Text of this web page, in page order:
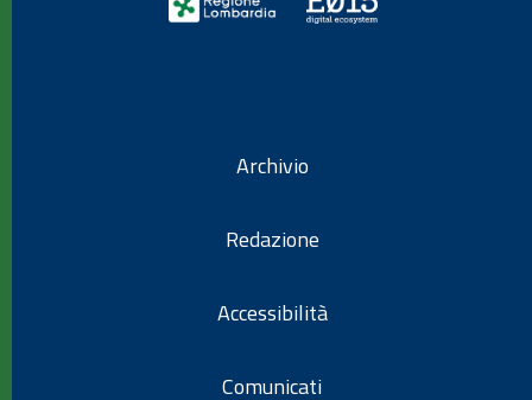
Archivio
Redazione
Accessibilità
Comunicati